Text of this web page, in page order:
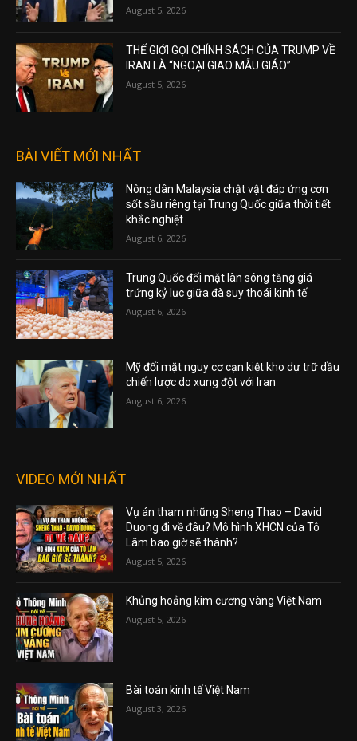
August 5, 2026
THẾ GIỚI GỌI CHÍNH SÁCH CỦA TRUMP VỀ
IRAN LÀ “NGOẠI GIAO MẪU GIÁO”
August 5, 2026
BÀI VIẾT MỚI NHẤT
Nông dân Malaysia chật vật đáp ứng cơn
sốt sầu riêng tại Trung Quốc giữa thời tiết
khắc nghiệt
August 6, 2026
Trung Quốc đối mặt làn sóng tăng giá
trứng kỷ lục giữa đà suy thoái kinh tế
August 6, 2026
Mỹ đối mặt nguy cơ cạn kiệt kho dự trữ dầu
chiến lược do xung đột với Iran
August 6, 2026
VIDEO MỚI NHẤT
Vụ án tham nhũng Sheng Thao – David
Duong đi về đâu? Mô hình XHCN của Tô
Lâm bao giờ sẽ thành?
August 5, 2026
Khủng hoảng kim cương vàng Việt Nam
August 5, 2026
Bài toán kinh tế Việt Nam
August 3, 2026